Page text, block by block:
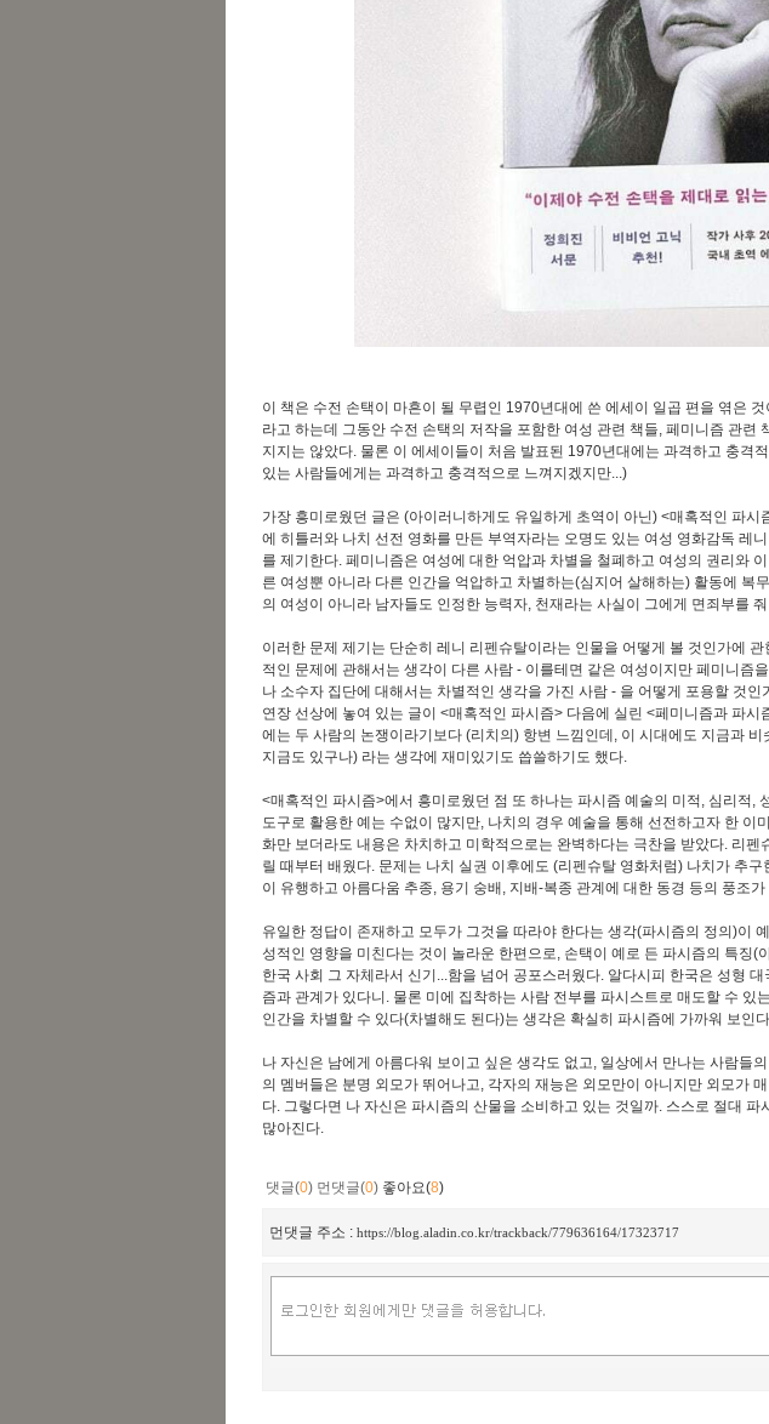
이 책은 수전 손택이 마흔이 될 무렵인 1970년대에 쓴 에세이 일곱 편을 엮은 것
라고 하는데 그동안 수전 손택의 저작을 포함한 여성 관련 책들, 페미니즘 관련
지지는 않았다. 물론 이 에세이들이 처음 발표된 1970년대에는 과격하고 충격
있는 사람들에게는 과격하고 충격적으로 느껴지겠지만...)
가장 흥미로웠던 글은 (아이러니하게도 유일하게 초역이 아닌) <매혹적인 파시
에 히틀러와 나치 선전 영화를 만든 부역자라는 오명도 있는 여성 영화감독 레
를 제기한다. 페미니즘은 여성에 대한 억압과 차별을 철폐하고 여성의 권리와
른 여성뿐 아니라 다른 인간을 억압하고 차별하는(심지어 살해하는) 활동에 복
의 여성이 아니라 남자들도 인정한 능력자, 천재라는 사실이 그에게 면죄부를
이러한 문제 제기는 단순히 레니 리펜슈탈이라는 인물을 어떻게 볼 것인가에
적인 문제에 관해서는 생각이 다른 사람 - 이를테면 같은 여성이지만 페미니즘
나 소수자 집단에 대해서는 차별적인 생각을 가진 사람 - 을 어떻게 포용할 것인
연장 선상에 놓여 있는 글이 <매혹적인 파시즘> 다음에 실린 <페미니즘과 파시
에는 두 사람의 논쟁이라기보다 (리치의) 항변 느낌인데, 이 시대에도 지금과 비
지금도 있구나) 라는 생각에 재미있기도 씁쓸하기도 했다.
<매혹적인 파시즘>에서 흥미로웠던 점 또 하나는 파시즘 예술의 미적, 심리적,
도구로 활용한 예는 수없이 많지만, 나치의 경우 예술을 통해 선전하고자 한 이
화만 보더라도 내용은 차치하고 미학적으로는 완벽하다는 극찬을 받았다. 리펜
릴 때부터 배웠다. 문제는 나치 실권 이후에도 (리펜슈탈 영화처럼) 나치가 추
이 유행하고 아름다움 추종, 용기 숭배, 지배-복종 관계에 대한 동경 등의 풍조
유일한 정답이 존재하고 모두가 그것을 따라야 한다는 생각(파시즘의 정의)이
성적인 영향을 미친다는 것이 놀라운 한편으로, 손택이 예로 든 파시즘의 특징(
한국 사회 그 자체라서 신기...함을 넘어 공포스러웠다. 알다시피 한국은 성형
즘과 관계가 있다니. 물론 미에 집착하는 사람 전부를 파시스트로 매도할 수 있
인간을 차별할 수 있다(차별해도 된다)는 생각은 확실히 파시즘에 가까워 보인
나 자신은 남에게 아름다워 보이고 싶은 생각도 없고, 일상에서 만나는 사람들
의 멤버들은 분명 외모가 뛰어나고, 각자의 재능은 외모만이 아니지만 외모가
다. 그렇다면 나 자신은 파시즘의 산물을 소비하고 있는 것일까. 스스로 절대 파
많아진다.
댓글(0) 먼댓글(0) 좋아요(8)
먼댓글 주소 : https://blog.aladin.co.kr/trackback/779636164/17323717